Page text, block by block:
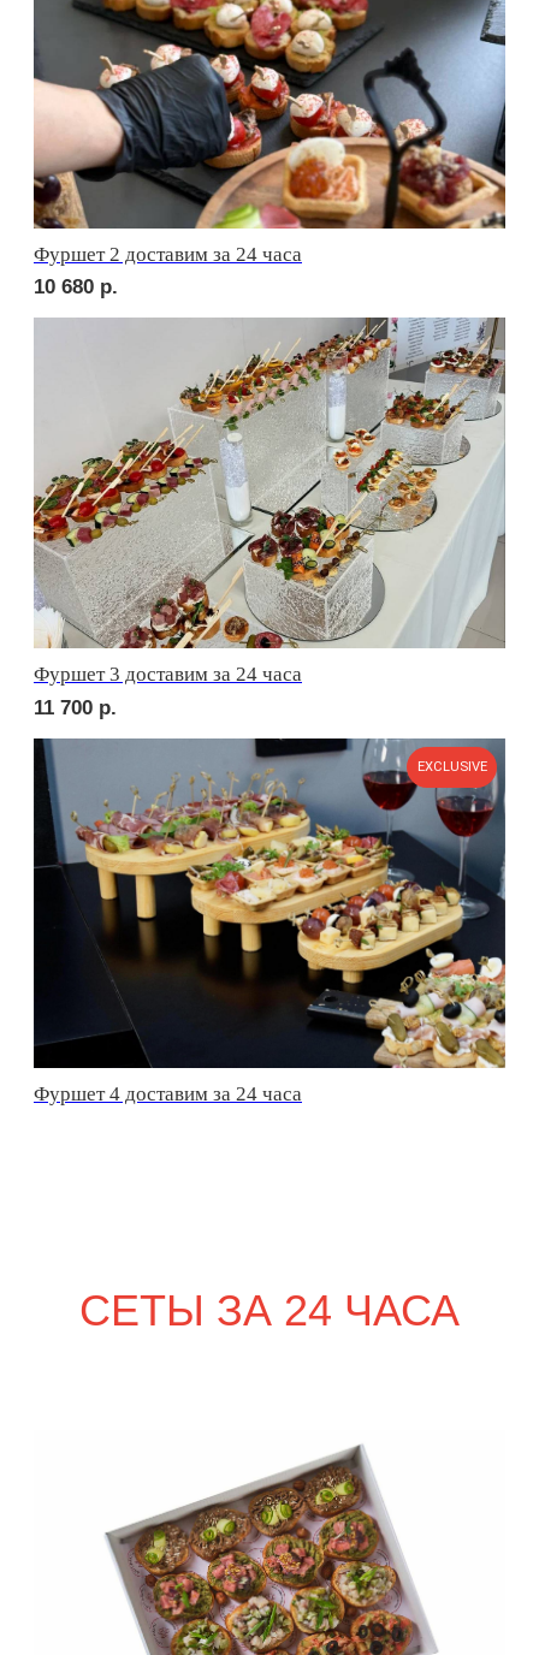
сет АСТИ
2 580 р.
сет БЕРГАМО
2 050 р.
сет ЛУККА
3 240
р.
сет РИМИНИ
2 700
р.
NEW